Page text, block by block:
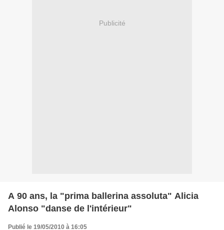
Publicité
A 90 ans, la "prima ballerina assoluta" Alicia
Alonso "danse de l'intérieur"
Publié le 19/05/2010 à 16:05